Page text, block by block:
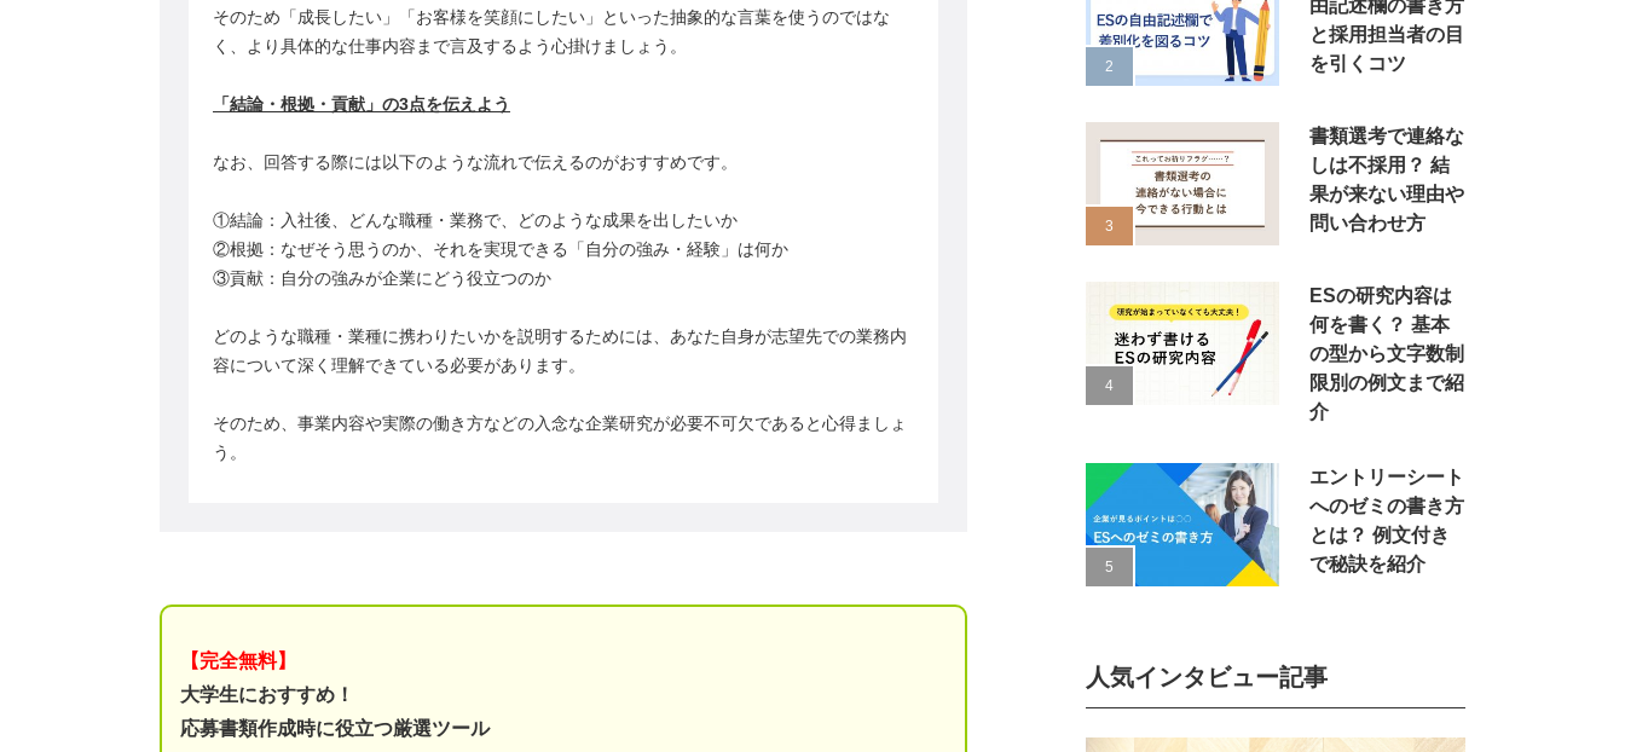
そのため「成長したい」「お客様を笑顔にしたい」といった抽象的な言葉を使うのではな
く、より具体的な仕事内容まで言及するよう心掛けましょう。
「結論・根拠・貢献」の3点を伝えよう
なお、回答する際には以下のような流れで伝えるのがおすすめです。
①結論：入社後、どんな職種・業務で、どのような成果を出したいか
②根拠：なぜそう思うのか、それを実現できる「自分の強み・経験」は何か
③貢献：自分の強みが企業にどう役立つのか
どのような職種・業種に携わりたいかを説明するためには、あなた自身が志望先での業務内
容について深く理解できている必要があります。
そのため、事業内容や実際の働き方などの入念な企業研究が必要不可欠であると心得ましょ
う。
【完全無料】
大学生におすすめ！
応募書類作成時に役立つ厳選ツール
由記述欄の書き方
と採用担当者の目
を引くコツ
書類選考で連絡な
しは不採用？ 結
果が来ない理由や
問い合わせ方
ESの研究内容は
何を書く？ 基本
の型から文字数制
限別の例文まで紹
介
エントリーシート
へのゼミの書き方
とは？ 例文付き
で秘訣を紹介
人気インタビュー記事